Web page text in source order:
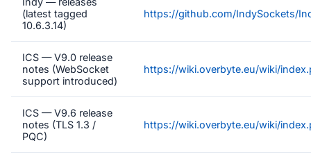
(latest tagged
10.6.3.14)
https://github.com/IndySockets/
ICS — V9.0 release
notes (WebSocket
support introduced)
https://wiki.overbyte.eu/wiki/
ICS — V9.6 release
notes (TLS 1.3 /
PQC)
https://wiki.overbyte.eu/wiki/